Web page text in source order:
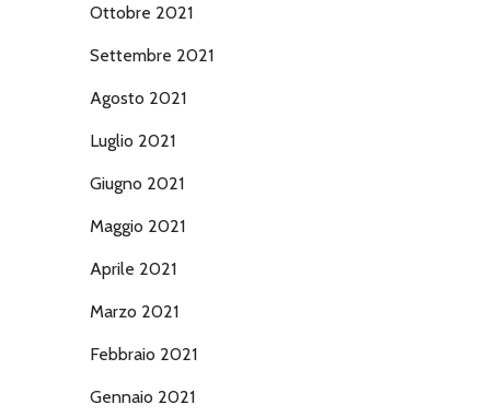
Ottobre 2021
Settembre 2021
Agosto 2021
Luglio 2021
Giugno 2021
Maggio 2021
Aprile 2021
Marzo 2021
Febbraio 2021
Gennaio 2021